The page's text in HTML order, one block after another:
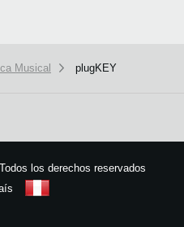
Musical plugKEY
los derechos reservados